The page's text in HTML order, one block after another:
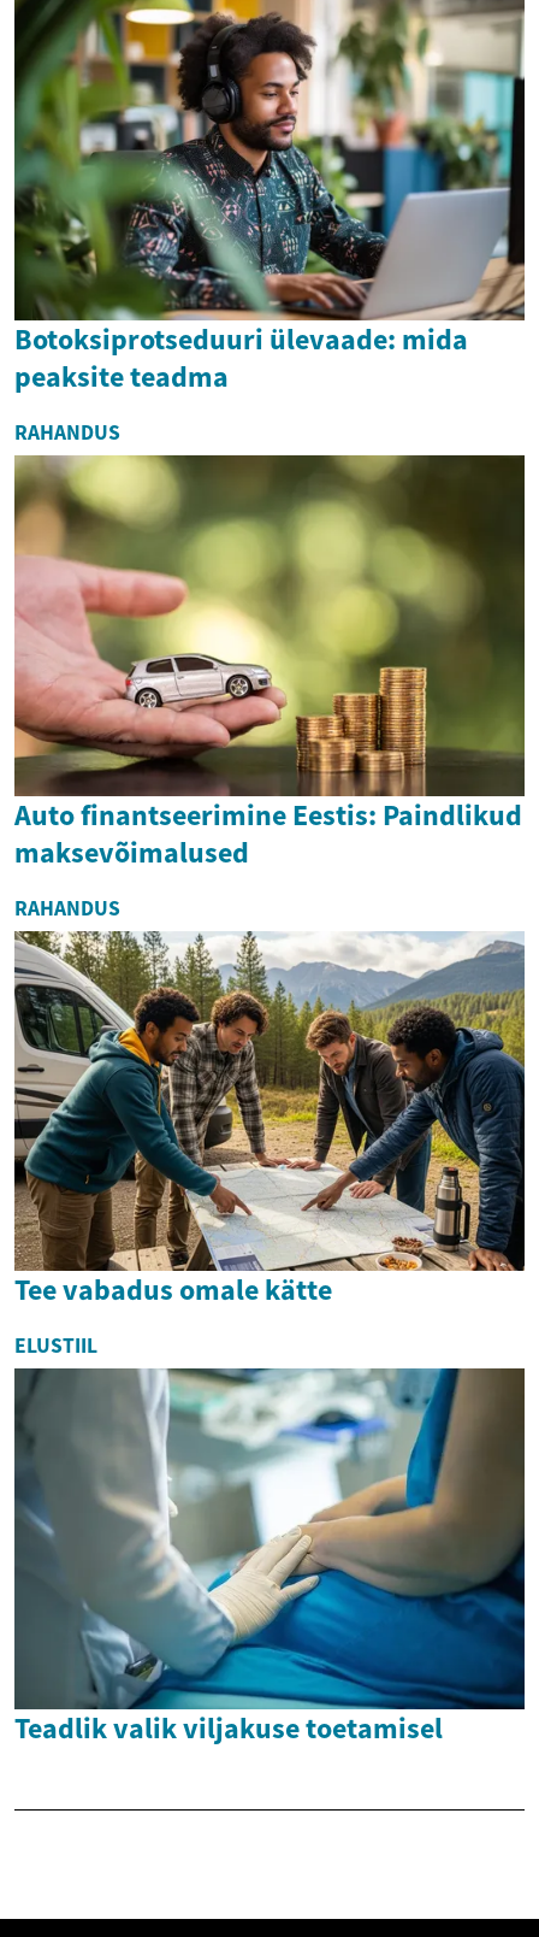
Botoksiprotseduuri ülevaade: mida
peaksite teadma
RAHANDUS
Auto finantseerimine Eestis: Paindlikud
maksevõimalused
RAHANDUS
Tee vabadus omale kätte
ELUSTIIL
Teadlik valik viljakuse toetamisel